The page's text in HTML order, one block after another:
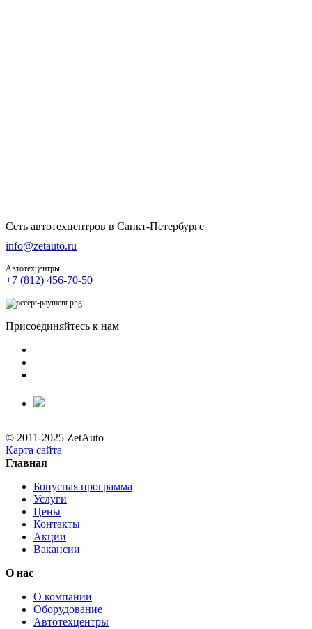
Сеть автотехцентров в Санкт-Петербурге
info@zetauto.ru
Автотехцентры
+7 (812) 456-70-50
Присоединяйтесь к нам
© 2011-2025 ZetAuto
Карта сайта
Главная
Бонусная программа
Услуги
Цены
Контакты
Акции
Вакансии
О нас
О компании
Оборудование
Автотехцентры